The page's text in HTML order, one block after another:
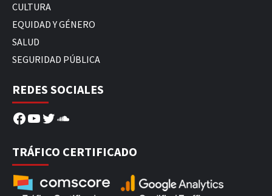
CULTURA
EQUIDAD Y GÉNERO
SALUD
SEGURIDAD PÚBLICA
REDES SOCIALES
Facebook
YouTube
Twitter
SoundCloud
TRÁFICO CERTIFICADO